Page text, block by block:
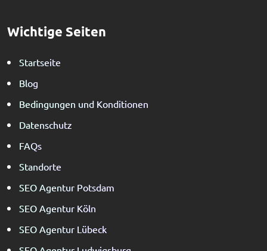
Wichtige Seiten
Startseite
Blog
Bedingungen und Konditionen
Datenschutz
FAQs
Standorte
SEO Agentur Potsdam
SEO Agentur Köln
SEO Agentur Lübeck